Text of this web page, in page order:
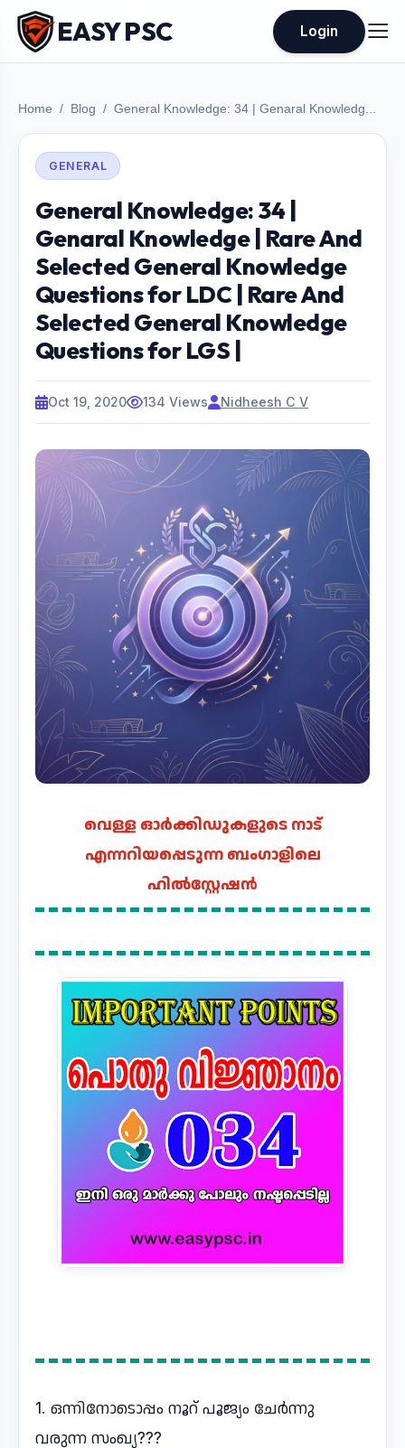
EASY PSC Login
Home Blog General Knowledge: 34 | Genaral Knowledg...
GENERAL
General Knowledge: 34 |
Genaral Knowledge | Rare And
Selected General Knowledge
Questions for LDC | Rare And
Selected General Knowledge
Questions for LGS |
Oct 19, 2020 134 Views Nidheesh C V
വെള്ള ഓർക്കിഡുകളുടെ നാട്
എന്നറിയപ്പെടുന്ന ബംഗാളിലെ
ഹിൽസ്റ്റേഷൻ
1. ഒന്നിനോടൊപ്പം നൂറ് പൂജ്യം ചേർന്നു
വരുന്ന സംഖ്യ???